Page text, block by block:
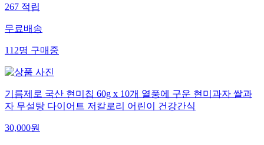
267적립
무료배송
112명구매중
기름제로 국산 현미칩 60g x 10개 열풍에 구운 현미과자 쌀과
자 무설탕 다이어트 저칼로리 어린이 건강간식
30,000원